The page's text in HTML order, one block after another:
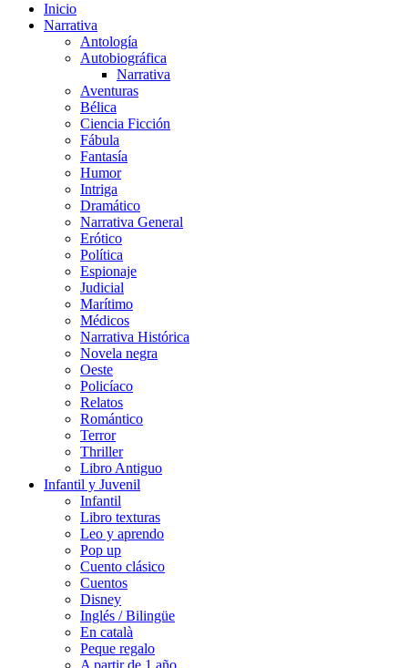
Inicio
Narrativa
Antología
Autobiográfica
Narrativa
Aventuras
Bélica
Ciencia Ficción
Fábula
Fantasía
Humor
Intriga
Dramático
Narrativa General
Erótico
Política
Espionaje
Judicial
Marítimo
Médicos
Narrativa Histórica
Novela negra
Oeste
Policíaco
Relatos
Romántico
Terror
Thriller
Libro Antiguo
Infantil y Juvenil
Infantil
Libro texturas
Leo y aprendo
Pop up
Cuento clásico
Cuentos
Disney
Inglés / Bilingüe
En català
Peque regalo
A partir de 1 año